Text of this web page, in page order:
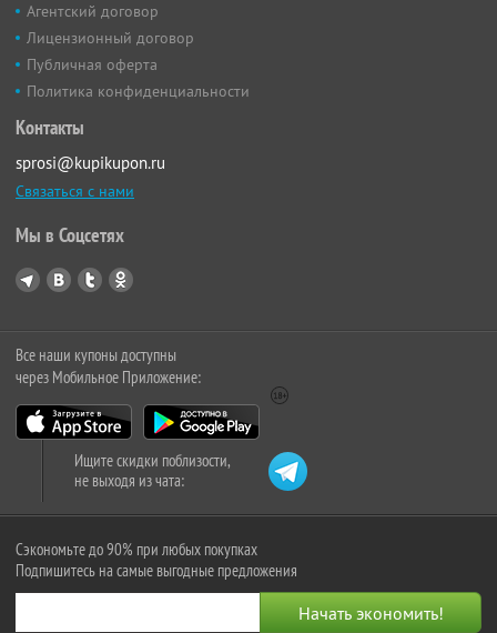
Агентский договор
Лицензионный договор
Публичная оферта
Политика конфиденциальности
Контакты
sprosi@kupikupon.ru
Связаться с нами
Мы в Соцсетях
Все наши купоны доступны
через Мобильное Приложение:
Ищите скидки поблизости,
не выходя из чата:
Сэкономьте до 90% при любых покупках
Подпишитесь на самые выгодные предложения